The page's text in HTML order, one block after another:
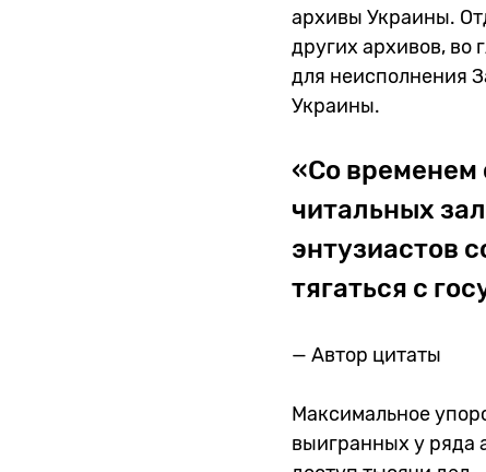
архивы Украины.
других архивов, во
для неисполнения
Украины.
«Со временем
читальных
энтузиастов
тягаться с
— Автор цитаты
Максимальное
выигранных у ряда